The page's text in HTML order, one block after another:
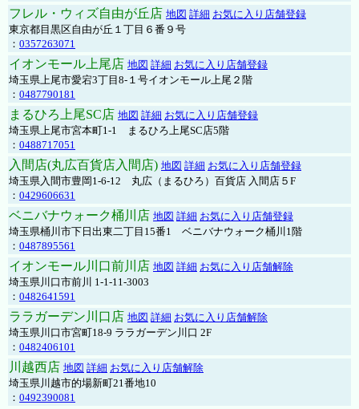
フレル・ウィズ自由が丘店 地図 詳細 お気に入り店舗登録
東京都目黒区自由が丘１丁目６番９号
： 0357263071
イオンモール上尾店 地図 詳細 お気に入り店舗登録
埼玉県上尾市愛宕3丁目8-１号イオンモール上尾２階
： 0487790181
まるひろ上尾SC店 地図 詳細 お気に入り店舗登録
埼玉県上尾市宮本町1-1 まるひろ上尾SC店5階
： 0488717051
入間店(丸広百貨店入間店) 地図 詳細 お気に入り店舗登録
埼玉県入間市豊岡1-6-12 丸広（まるひろ）百貨店 入間店５F
： 0429606631
ベニバナウォーク桶川店 地図 詳細 お気に入り店舗登録
埼玉県桶川市下日出東二丁目15番1 ベニバナウォーク桶川1階
： 0487895561
イオンモール川口前川店 地図 詳細 お気に入り店舗解除
埼玉県川口市前川 1-1-11-3003
： 0482641591
ララガーデン川口店 地図 詳細 お気に入り店舗解除
埼玉県川口市宮町18-9 ララガーデン川口 2F
： 0482406101
川越西店 地図 詳細 お気に入り店舗解除
埼玉県川越市的場新町21番地10
： 0492390081